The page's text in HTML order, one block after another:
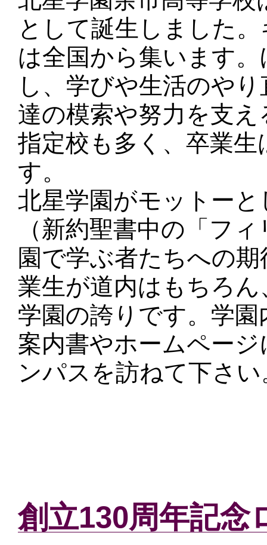
として誕生しました
は全国から集います
し、学びや生活のや
達の模索や努力を支
指定校も多く、卒業
す。
北星学園がモットー
（新約聖書中の「フ
園で学ぶ者たちへの
業生が道内はもちろ
学園の誇りです。学
案内書やホームペー
ンパスを訪ねて下さ
創立130周年記念